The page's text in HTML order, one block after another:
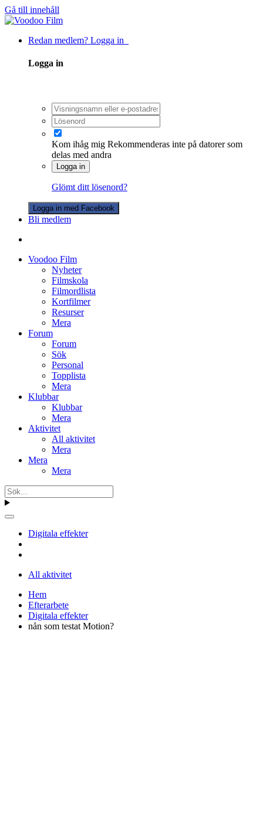
Gå till innehåll
Redan medlem? Logga in
Logga in
Kom ihåg mig Rekommenderas inte på datorer som
delas med andra
Logga in
Glömt ditt lösenord?
Logga in med Facebook
Bli medlem
Voodoo Film
Nyheter
Filmskola
Filmordlista
Kortfilmer
Resurser
Mera
Forum
Forum
Sök
Personal
Topplista
Mera
Klubbar
Klubbar
Mera
Aktivitet
All aktivitet
Mera
Mera
Mera
Digitala effekter
All aktivitet
Hem
Efterarbete
Digitala effekter
nån som testat Motion?